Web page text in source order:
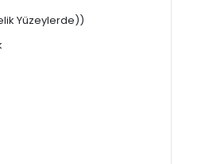
Yüzeylerde))